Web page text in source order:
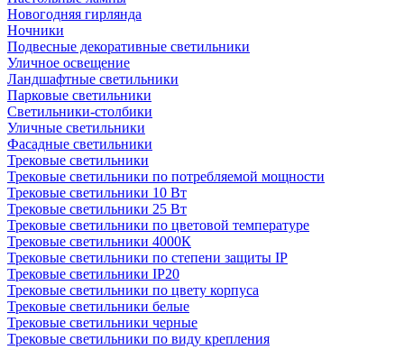
Новогодняя гирлянда
Ночники
Подвесные декоративные светильники
Уличное освещение
Ландшафтные светильники
Парковые светильники
Светильники-столбики
Уличные светильники
Фасадные светильники
Трековые светильники
Трековые светильники по потребляемой мощности
Трековые светильники 10 Вт
Трековые светильники 25 Вт
Трековые светильники по цветовой температуре
Трековые светильники 4000К
Трековые светильники по степени защиты IP
Трековые светильники IP20
Трековые светильники по цвету корпуса
Трековые светильники белые
Трековые светильники черные
Трековые светильники по виду крепления